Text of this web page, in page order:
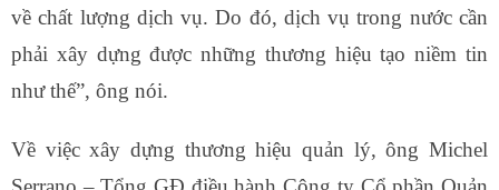
về chất lượng dịch vụ. Do đó, dịch vụ trong nước cần
phải xây dựng được những thương hiệu tạo niềm tin
như thế”, ông nói.
Về việc xây dựng thương hiệu quản lý, ông Michel